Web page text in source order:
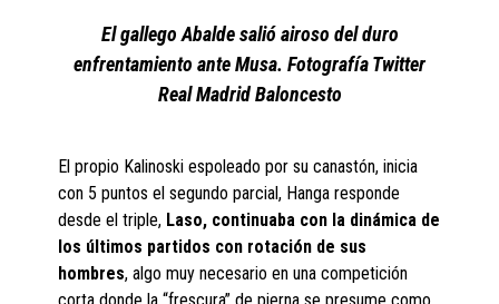
El gallego Abalde salió airoso del duro
enfrentamiento ante Musa. Fotografía Twitter
Real Madrid Baloncesto
El propio Kalinoski espoleado por su canastón, inicia
con 5 puntos el segundo parcial, Hanga responde
desde el triple, Laso, continuaba con la dinámica de
los últimos partidos con rotación de sus
hombres, algo muy necesario en una competición